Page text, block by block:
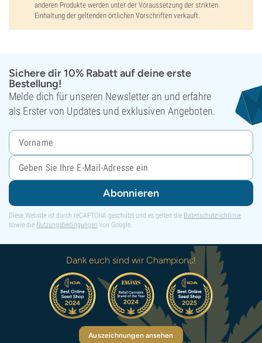
anderen Produkte werden unter der Voraussetzung der strikten
Einhaltung der geltenden örtlichen Vorschriften verkauft.
Sichere dir 10% Rabatt auf deine erste
Bestellung!
Melde dich für unseren Newsletter an und erfahre
als Erster von Updates und exklusiven Angeboten.
Abonnieren
Diese Website ist durch reCAPTCHA geschützt und es gelten die Datenschutzrichtlinie
sowie die Nutzungsbedingungen von Google.
Dank euch sind wir Champions!
Auszeichnungen ansehen